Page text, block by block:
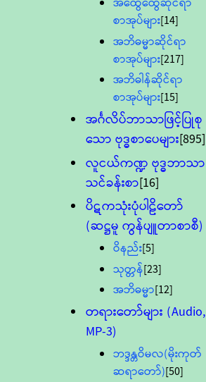
စာအုပ်များ[14]
အဘိဓမ္မာဆိုင်ရာ
စာအုပ်များ[217]
အဘိဓါန်ဆိုင်ရာ
စာအုပ်များ[15]
အင်္ဂလိပ်ဘာသာဖြင့်ပြုစု
သော ဗုဒ္ဓစာပေများ[895]
လူငယ်ကဏ္ဍ ဗုဒ္ဓဘာသာ
သင်ခန်းစာ[16]
ပိဋကသုံးပုံပါဠိတော်
(ဆဋ္ဌမူ ကွန်ပျူတာစာစီ)
ဝိနည်း[5]
သုတ္တန်[23]
အဘိဓမ္မာ[12]
တရားတော်များ (Audio,
MP-3)
ဘဒ္ဒန္တဝိမလ(မိုးကုတ်
ဆရာတော်)[50]